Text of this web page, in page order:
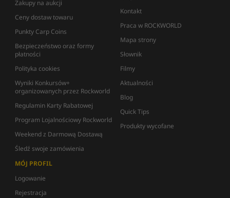
Zakupy na aukcji
Ceny dostaw towaru
Punkty Carp Coins
Bezpieczeństwo oraz formy
płatności
Polityka cookies
Wyniki Konkursów+
organizowanych przez Rockworld
Regulamin Karty Rabatowej
Program Lojalnościowy Rockworld
Weekend z Darmową Dostawą
Śledź swoje zamówienia
Kontakt
Praca w ROCKWORLD
Mapa strony
Słownik
Filmy
Aktualności
Blog
Quick Tips
Produkty wycofane
MÓJ PROFIL
Logowanie
Rejestracja